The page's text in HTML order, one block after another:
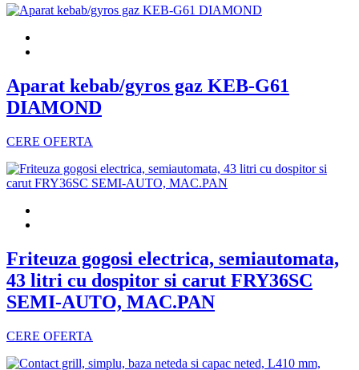
Aparat kebab/gyros gaz KEB-G61
DIAMOND
CERE OFERTA
Friteuza gogosi electrica, semiautomata,
43 litri cu dospitor si carut FRY36SC
SEMI-AUTO, MAC.PAN
CERE OFERTA